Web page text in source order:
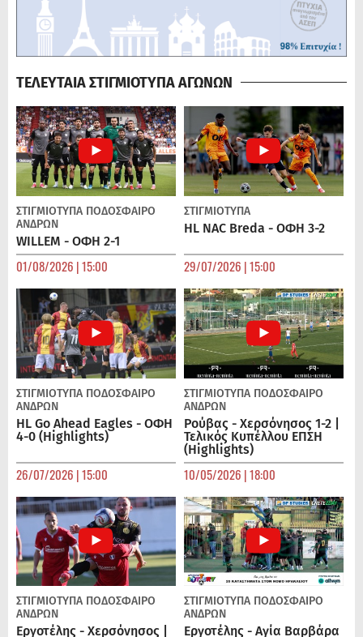
ΤΕΛΕΥΤΑΙΑ ΣΤΙΓΜΙΟΤΥΠΑ ΑΓΩΝΩΝ
ΣΤΙΓΜΙΟΤΥΠΑ ΠΟΔΌΣΦΑΙΡΟ
ΑΝΔΡΏΝ
WILLEM - ΟΦΗ 2-1
01/08/2026 | 15:00
ΣΤΙΓΜΙΟΤΥΠΑ
HL NAC Breda - ΟΦΗ 3-2
29/07/2026 | 15:00
ΣΤΙΓΜΙΟΤΥΠΑ ΠΟΔΌΣΦΑΙΡΟ
ΑΝΔΡΏΝ
HL Go Ahead Eagles - ΟΦΗ
4-0 (Highlights)
26/07/2026 | 15:00
ΣΤΙΓΜΙΟΤΥΠΑ ΠΟΔΌΣΦΑΙΡΟ
ΑΝΔΡΏΝ
Ρούβας - Χερσόνησος 1-2 |
Τελικός Κυπέλλου ΕΠΣΗ
(Highlights)
10/05/2026 | 18:00
ΣΤΙΓΜΙΟΤΥΠΑ ΠΟΔΌΣΦΑΙΡΟ
ΑΝΔΡΏΝ
Εργοτέλης - Χερσόνησος |
ΣΤΙΓΜΙΟΤΥΠΑ ΠΟΔΌΣΦΑΙΡΟ
ΑΝΔΡΏΝ
Εργοτέλης - Αγία Βαρβάρα